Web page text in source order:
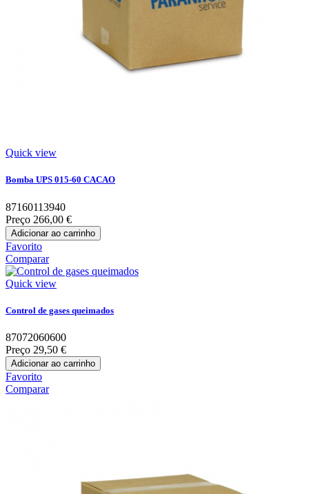
Quick view
Bomba UPS 015-60 CACAO
87160113940
Preço 266,00 €
Adicionar ao carrinho
Favorito
Comparar
Quick view
Control de gases queimados
87072060600
Preço 29,50 €
Adicionar ao carrinho
Favorito
Comparar